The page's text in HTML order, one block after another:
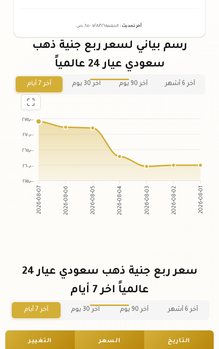
آخر تحديث : الجمعة ٠٧ /٠٨/٢٠٢٦ - ٠٦:٠٥ ص
رسم بياني لسعر ربع جنية ذهب
سعودي عيار 24 عالمياً
آخر 6 أشهر آخر 90 يوم آخر 30 يوم آخر 7 أيام
٢٧٥٫٠٠
٢٧٠٫٠٠
٢٦٥٫٠٠
٢٦٠٫٠٠
٢٥٥٫٠٠
2026-08-07 2026-08-06 2026-08-05 2026-08-04 2026-08-03 2026-08-02 2026-08-01
سعر ربع جنية ذهب سعودي عيار 24
عالمياً اخر 7 أيام
آخر 6 أشهر آخر 90 يوم آخر 30 يوم آخر 7 أيام
التاريخ السعر التغيير